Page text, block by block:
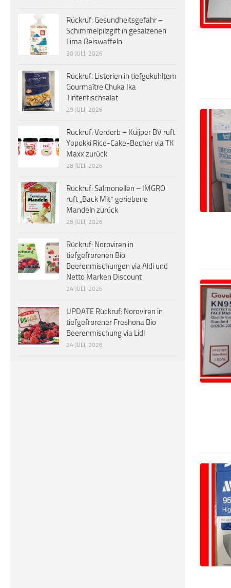
Rückruf: Gesundheitsgefahr –
Schimmelpilzgift in gesalzenen
Lima Reiswaffeln
30 JULI, 2026
Rückruf: Listerien in tiefgekühltem
Gourmaître Chuka Ika
Tintenfischsalat
29 JULI, 2026
Rückruf: Verderb – Kuijper BV ruft
Yopokki Rice-Cake-Becher via TK
Maxx zurück
28 JULI, 2026
Rückruf: Salmonellen – IMGRO
ruft „Back Mit“ geriebene
Mandeln zurück
28 JULI, 2026
Rückruf: Noroviren in
tiefgefrorenen Bio
Beerenmischungen via Aldi und
Netto Marken Discount
24 JULI, 2026
UPDATE Rückruf: Noroviren in
tiefgefrorener Freshona Bio
Beerenmischung via Lidl
24 JULI, 2026